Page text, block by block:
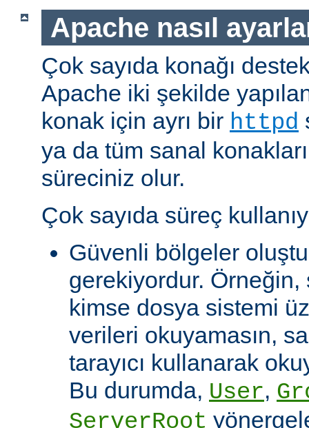
Apache nasıl
Çok sayıda konağı
Apache iki şekilde
konak için ayrı bir httpd
ya da tüm sanal
süreciniz olur.
Çok sayıda süreç
Güvenli bölgeler
gerekiyordur. Örneğin,
kimse dosya sistemi
verileri okuyamasın,
tarayıcı kullanarak
Bu durumda, User,
ServerRoot